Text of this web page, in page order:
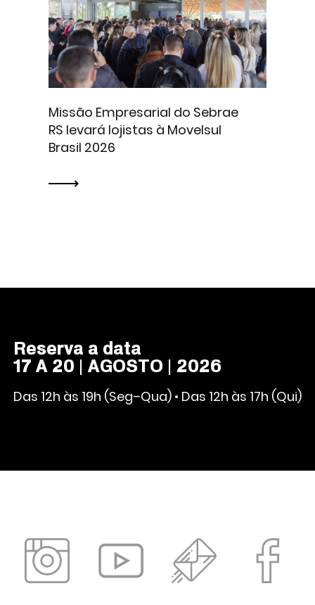
Missão Empresarial do Sebrae
RS levará lojistas à Movelsul
Brasil 2026
Reserva a data
17 A 20 | AGOSTO | 2026
Das 12h às 19h (Seg–Qua) • Das 12h às 17h (Qui)